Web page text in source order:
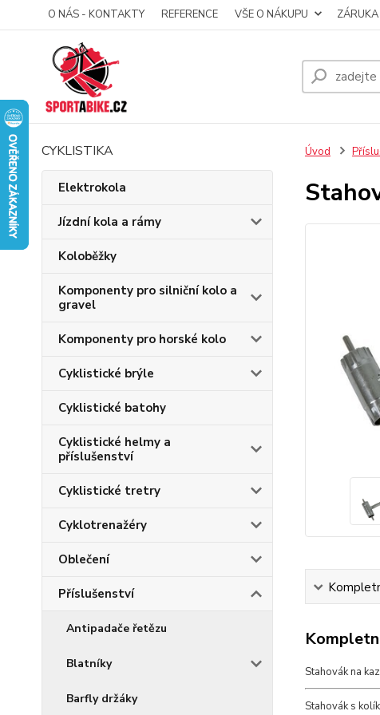
O NÁS - KONTAKTY REFERENCE VŠE O NÁKUPU ZÁRUKA
CYKLISTIKA
Elektrokola
Jízdní kola a rámy
Koloběžky
Komponenty pro silniční kolo a
gravel
Komponenty pro horské kolo
Cyklistické brýle
Cyklistické batohy
Cyklistické helmy a
příslušenství
Cyklistické tretry
Cyklotrenažéry
Oblečení
Příslušenství
Antipadače řetězu
Blatníky
Barfly držáky
Úvod
Stahovák na
Stahovák s